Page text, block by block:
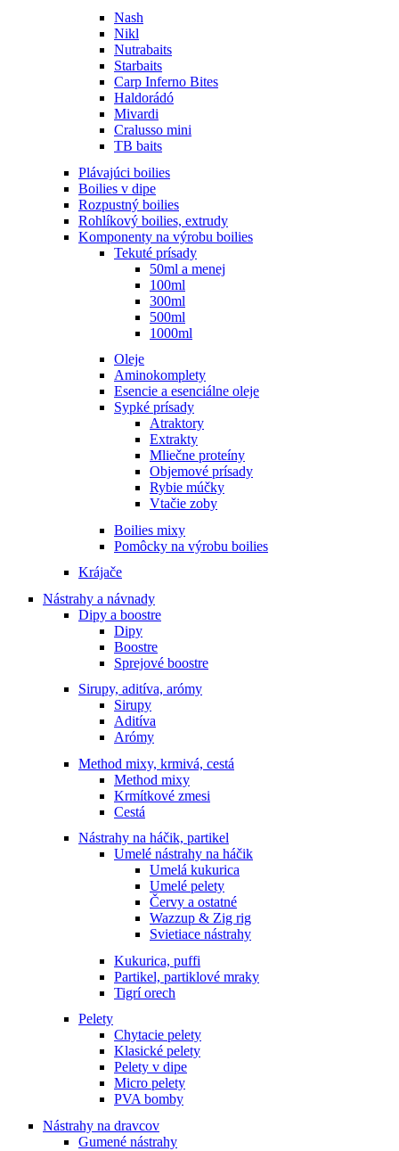
Nash
Nikl
Nutrabaits
Starbaits
Carp Inferno Bites
Haldorádó
Mivardi
Cralusso mini
TB baits
Plávajúci boilies
Boilies v dipe
Rozpustný boilies
Rohlíkový boilies, extrudy
Komponenty na výrobu boilies
Tekuté prísady
50ml a menej
100ml
300ml
500ml
1000ml
Oleje
Aminokomplety
Esencie a esenciálne oleje
Sypké prísady
Atraktory
Extrakty
Mliečne proteíny
Objemové prísady
Rybie múčky
Vtačie zoby
Boilies mixy
Pomôcky na výrobu boilies
Krájače
Nástrahy a návnady
Dipy a boostre
Dipy
Boostre
Sprejové boostre
Sirupy, aditíva, arómy
Sirupy
Aditíva
Arómy
Method mixy, krmivá, cestá
Method mixy
Krmítkové zmesi
Cestá
Nástrahy na háčik, partikel
Umelé nástrahy na háčik
Umelá kukurica
Umelé pelety
Červy a ostatné
Wazzup & Zig rig
Svietiace nástrahy
Kukurica, puffi
Partikel, partiklové mraky
Tigrí orech
Pelety
Chytacie pelety
Klasické pelety
Pelety v dipe
Micro pelety
PVA bomby
Nástrahy na dravcov
Gumené nástrahy